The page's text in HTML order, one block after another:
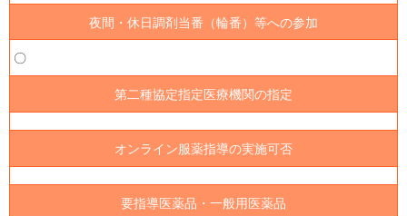
夜間・休日調剤当番（輪番）等への参加
〇
第二種協定指定医療機関の指定
オンライン服薬指導の実施可否
要指導医薬品・一般用医薬品